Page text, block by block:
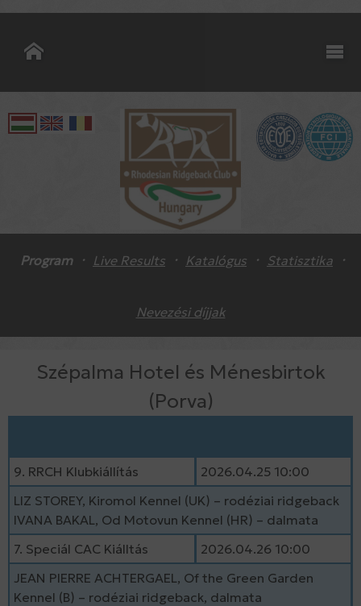
Program · Live Results · Katalógus · Statisztika ·
Nevezési díjjak
Szépalma Hotel és Ménesbirtok
(Porva)
9. RRCH Klubkiállítás
2026.04.25 10:00
LIZ STOREY, Kiromol Kennel (UK) – rodéziai ridgeback
IVANA BAKAL, Od Motovun Kennel (HR) – dalmata
7. Speciál CAC Kiálltás
2026.04.26 10:00
JEAN PIERRE ACHTERGAEL, Of the Green Garden
Kennel (B) – rodéziai ridgeback, dalmata